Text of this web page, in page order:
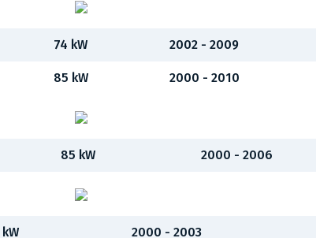
74 kW 2002 - 2009
85 kW 2000 - 2010
85 kW 2000 - 2006
2000 - 2003